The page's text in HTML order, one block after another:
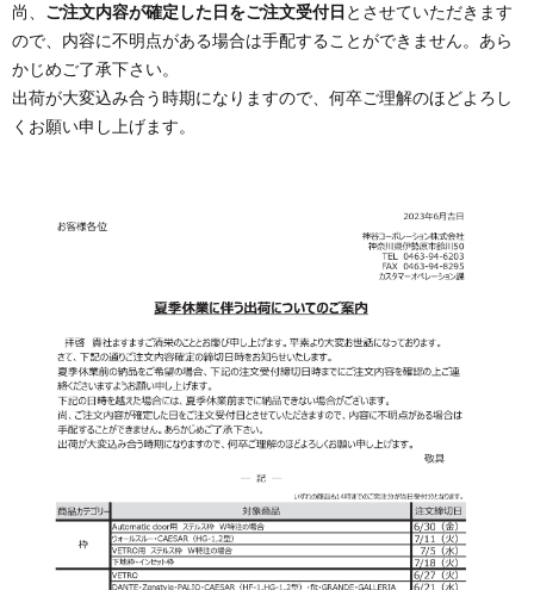
WEB
サ
尚、 ご注文内容が確定した日をご注文受付日 とさせていただきます
ので、内容に不明点がある場合は手配することができません。あら
かじめご了承下さい。
出荷が大変込み合う時期になりますので、何卒ご理解のほどよろし
くお願い申し上げます。